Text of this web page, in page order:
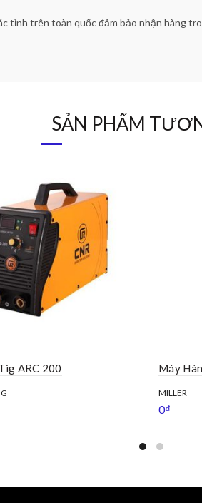
tỉnh trên toàn quốc đảm bảo nhận hàng
SẢN PHẨM
ARC 200 Máy
MILLER
0₫